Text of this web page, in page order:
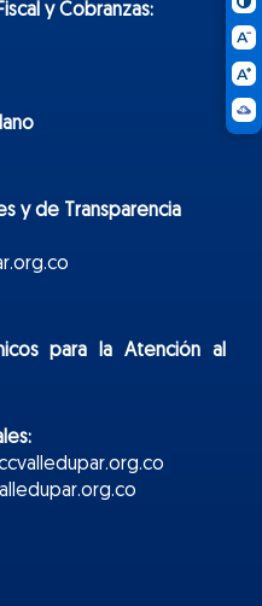
y Cobranzas:
y de Transparencia
para la Atención al